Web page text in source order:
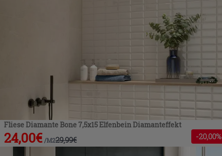
Fliese Diamante Bone 7,5x15 Elfenbein Diamanteffekt
24,00€ /M229,99€ -20,00%